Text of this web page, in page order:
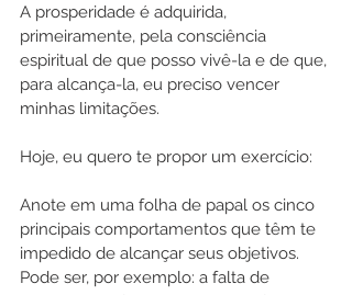
A prosperidade é adquirida,
primeiramente, pela consciência
espiritual de que posso vivê-la e de que,
para alcança-la, eu preciso vencer
minhas limitações.
Hoje, eu quero te propor um exercício:
Anote em uma folha de papal os cinco
principais comportamentos que têm te
impedido de alcançar seus objetivos.
Pode ser, por exemplo: a falta de